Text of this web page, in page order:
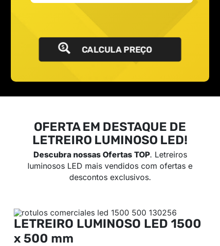
CALCULA PREÇO
OFERTA EM DESTAQUE DE
LETREIRO LUMINOSO LED!
Descubra nossas Ofertas TOP. Letreiros
luminosos LED mais vendidos com ofertas e
descontos exclusivos.
LETREIRO LUMINOSO LED 1500
x 500 mm